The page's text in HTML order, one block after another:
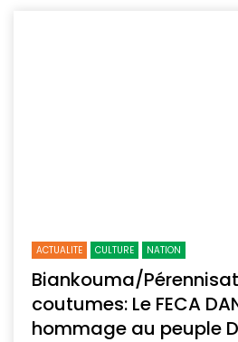
ACTUALITE CULTURE NATION
Biankouma/
coutumes: Le FECA
hommage au peuple